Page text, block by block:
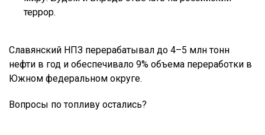
террор.
Славянский НПЗ перерабатывал до 4–5 млн тонн
нефти в год и обеспечивало 9% объема переработки в
Южном федеральном округе.
Вопросы по топливу остались?